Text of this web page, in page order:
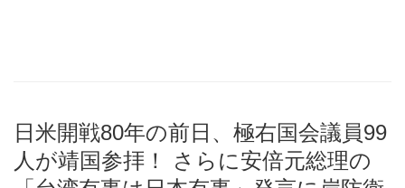
日米開戦80年の前日、極右国会議員99
人が靖国参拝！ さらに安倍元総理の